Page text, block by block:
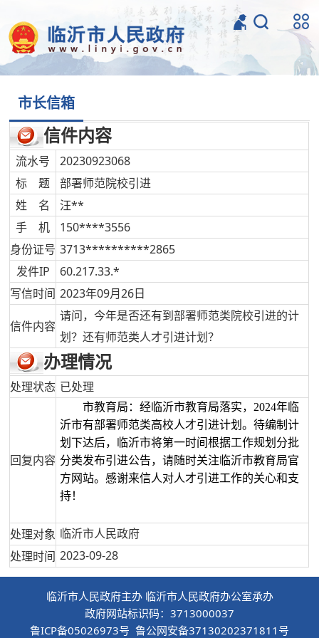
市长信箱
信件内容
流水号
20230923068
标 题
部署师范院校引进
姓 名
汪**
手 机
150****3556
身份证号 3713**********2865
发件IP
60.217.33.*
写信时间 2023年09月26日
信件内容
请问，今年是否还有到部署师范类院校引进的计
划？还有师范类人才引进计划？
办理情况
处理状态 已处理
回复内容
市教育局：经临沂市教育局落实， 2024年临
沂市有部署师范类高校人才引进计划。待编制计
划下达后，临沂市将第一时间根据工作规划分批
分类发布引进公告，请随时关注临沂市教育局官
方网站。感谢来信人对人才引进工作的关心和支
持！
处理对象 临沂市人民政府
处理时间 2023-09-28
临沂市人民政府主办 临沂市人民政府办公室承办
政府网站标识码：3713000037
鲁ICP备05026973号 鲁公网安备37130202371811号